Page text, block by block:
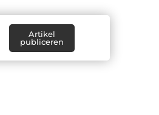
Artikel
publiceren